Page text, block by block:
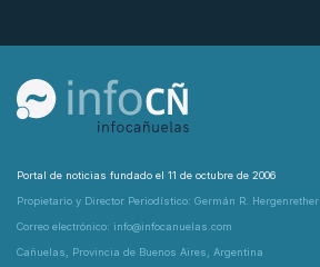
Portal de noticias fundado el 11 de octubre de 2006
Propietario y Director Periodístico: Germán R. Hergenrether
Correo electrónico: info@infocanuelas.com
Cañuelas, Provincia de Buenos Aires, Argentina